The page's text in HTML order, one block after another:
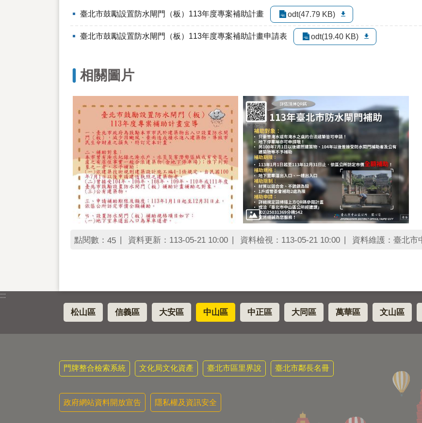
臺北市鼓勵設置防水閘門（板）113年度專案補助計畫 odt(47.79 KB)
臺北市鼓勵設置防水閘門（板）113年度專案補助計畫申請表 odt(19.40 KB)
相關圖片
點閱數： 45 資料更新：113-05-21 10:00 資料檢視：113-05-21 10:00 資料維護：臺北市
:::
松山區 信義區 大安區 中山區 中正區 大同區 萬華區 文山區
門牌整合檢索系統 文化局文化資產 臺北市區里界說 臺北市鄰長名冊
政府網站資料開放宣告 隱私權及資訊安全